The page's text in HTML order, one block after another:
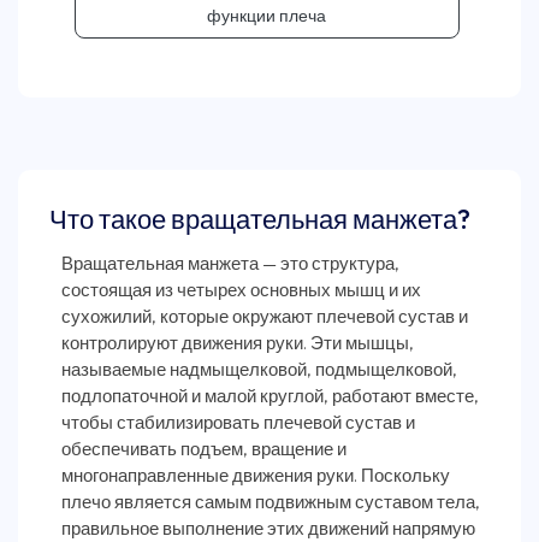
функции плеча
Что такое вращательная манжета?
Вращательная манжета — это структура,
состоящая из четырех основных мышц и их
сухожилий, которые окружают плечевой сустав и
контролируют движения руки. Эти мышцы,
называемые надмыщелковой, подмыщелковой,
подлопаточной и малой круглой, работают вместе,
чтобы стабилизировать плечевой сустав и
обеспечивать подъем, вращение и
многонаправленные движения руки. Поскольку
плечо является самым подвижным суставом тела,
правильное выполнение этих движений напрямую